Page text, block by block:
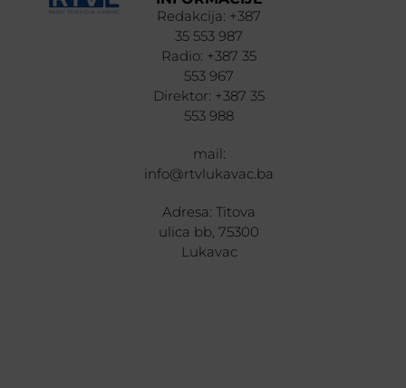
Redakcija: +387
35 553 987
Radio: +387 35
553 967
Direktor: +387 35
553 988
mail:
info@rtvlukavac.ba
Adresa: Titova
ulica bb, 75300
Lukavac